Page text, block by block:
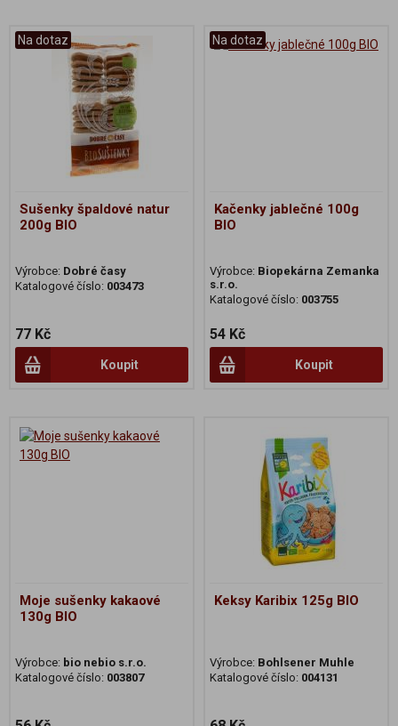
Na dotaz
Sušenky špaldové natur
200g BIO
Výrobce: Dobré časy
Katalogové číslo: 003473
77 Kč
Koupit
Na dotaz
Kačenky jablečné 100g
BIO
Výrobce: Biopekárna Zemanka
s.r.o.
Katalogové číslo: 003755
54 Kč
Koupit
Moje sušenky kakaové
130g BIO
Výrobce: bio nebio s.r.o.
Katalogové číslo: 003807
Keksy Karibix 125g BIO
Výrobce: Bohlsener Muhle
Katalogové číslo: 004131